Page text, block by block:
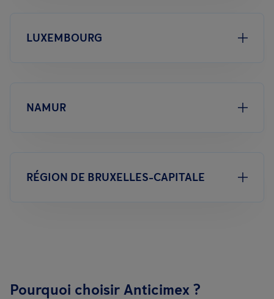
LUXEMBOURG
NAMUR
RÉGION DE BRUXELLES-CAPITALE
Pourquoi choisir Anticimex ?